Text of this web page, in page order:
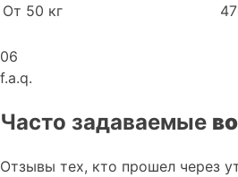
От 50 кг
06
f.a.q.
Часто задаваемые
Отзывы тех, кто прошел через